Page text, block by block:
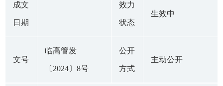
成文
日期
效力
状态
生效中
文号
临高管发
〔2024〕8号
公开
方式
主动公开